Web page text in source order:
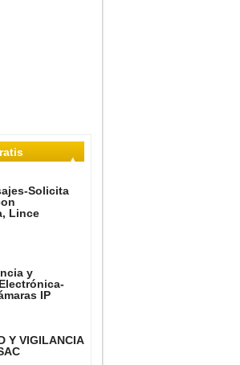
Solicita
Lince
y
IP
Y VIGILANCIA